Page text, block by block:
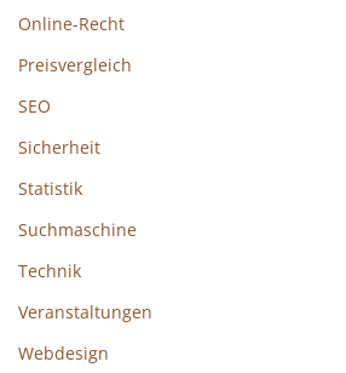
Online-Recht
Preisvergleich
SEO
Sicherheit
Statistik
Suchmaschine
Technik
Veranstaltungen
Webdesign